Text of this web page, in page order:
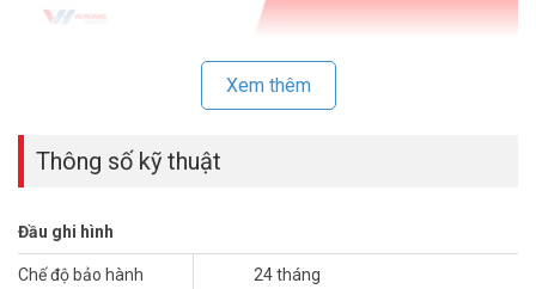
Xem thêm
Thông số kỹ thuật
Đầu ghi hình
Chế độ bảo hành 24 tháng